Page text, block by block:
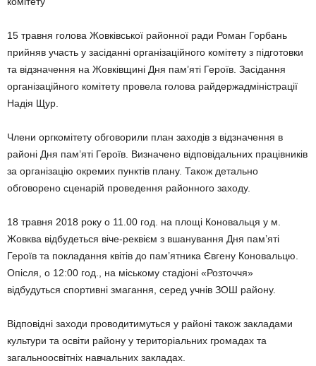
15 травня голова Жовківської районної ради Роман Горбань
прийняв участь у засіданні організаційного комітету з підготовки
та відзначення на Жовківщині Дня пам’яті Героїв. Засідання
організаційного комітету провела голова райдержадміністрації
Надія Щур.
Члени оргкомітету обговорили план заходів з відзначення в
районі Дня пам’яті Героїв. Визначено відповідальних працівників
за організацію окремих пунктів плану. Також детально
обговорено сценарій проведення районного заходу.
18 травня 2018 року о 11.00 год. на площі Коновальця у м.
Жовква відбудеться віче-реквієм з вшанування Дня пам’яті
Героїв та покладання квітів до пам’ятника Євгену Коновальцю.
Опісля, о 12:00 год., на міському стадіоні «Розточчя»
відбудуться спортивні змагання, серед учнів ЗОШ району.
Відповідні заходи проводитимуться у районі також закладами
культури та освіти району у територіальних громадах та
загальноосвітніх навчальних закладах.